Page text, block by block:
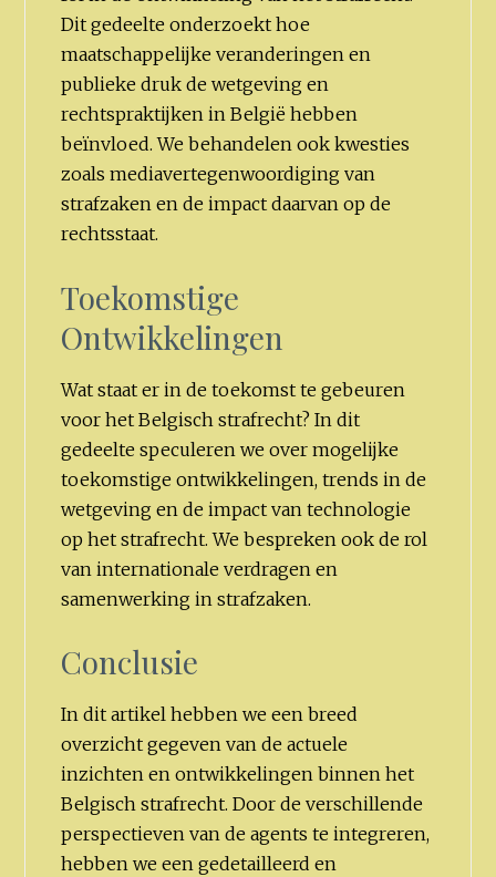
Dit gedeelte onderzoekt hoe
maatschappelijke veranderingen en
publieke druk de wetgeving en
rechtspraktijken in België hebben
beïnvloed. We behandelen ook kwesties
zoals mediavertegenwoordiging van
strafzaken en de impact daarvan op de
rechtsstaat.
Toekomstige
Ontwikkelingen
Wat staat er in de toekomst te gebeuren
voor het Belgisch strafrecht? In dit
gedeelte speculeren we over mogelijke
toekomstige ontwikkelingen, trends in de
wetgeving en de impact van technologie
op het strafrecht. We bespreken ook de rol
van internationale verdragen en
samenwerking in strafzaken.
Conclusie
In dit artikel hebben we een breed
overzicht gegeven van de actuele
inzichten en ontwikkelingen binnen het
Belgisch strafrecht. Door de verschillende
perspectieven van de agents te integreren,
hebben we een gedetailleerd en